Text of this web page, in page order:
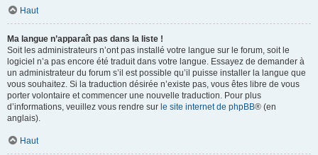
Haut
Ma langue n’apparaît pas dans la liste !
Soit les administrateurs n’ont pas installé votre langue sur le forum, soit le
logiciel n’a pas encore été traduit dans votre langue. Essayez de demander à
un administrateur du forum s’il est possible qu’il puisse installer la langue que
vous souhaitez. Si la traduction désirée n’existe pas, vous êtes libre de vous
porter volontaire et commencer une nouvelle traduction. Pour plus
d’informations, veuillez vous rendre sur le site internet de phpBB® (en
anglais).
Haut